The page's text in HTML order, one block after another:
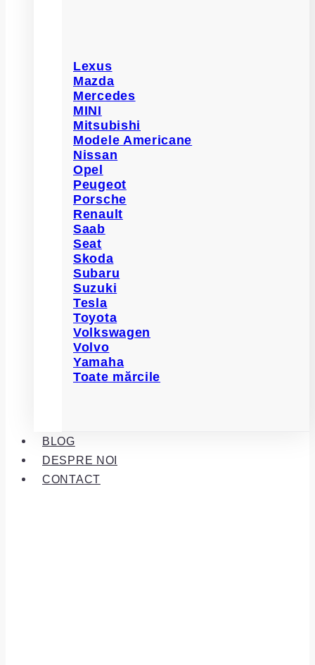
Lexus
Mazda
Mercedes
MINI
Mitsubishi
Modele Americane
Nissan
Opel
Peugeot
Porsche
Renault
Saab
Seat
Skoda
Subaru
Suzuki
Tesla
Toyota
Volkswagen
Volvo
Yamaha
Toate mărcile
BLOG
DESPRE NOI
CONTACT